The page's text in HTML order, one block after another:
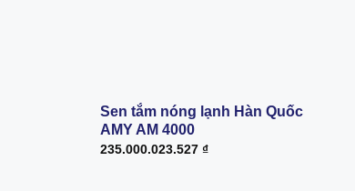
Sen tắm nóng lạnh Hàn Quốc
AMY AM 4000
235.000.023.527₫